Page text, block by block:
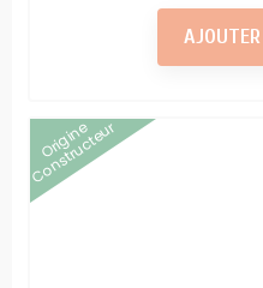
Origine
Constructeur